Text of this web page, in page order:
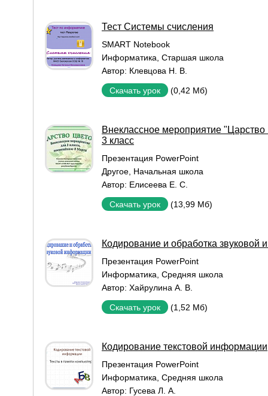
Тест Системы счисления
SMART Notebook
Информатика Старшая школа
Автор: Клевцова Н. В.
Скачать урок (0,42 Мб)
Внеклассное мероприятие
3 класс
Презентация PowerPoint
Другое Начальная школа
Автор: Елисеева Е. С.
Скачать урок (13,99 Мб)
Кодирование и обработка звуковой
Презентация PowerPoint
Информатика Средняя школа
Автор: Хайрулина А. В.
Скачать урок (1,52 Мб)
Кодирование текстовой информации
Презентация PowerPoint
Информатика Средняя школа
Автор: Гусева Л. А.